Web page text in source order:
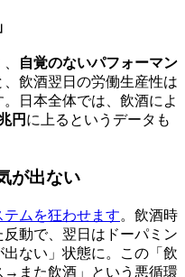
自覚のないパフォーマン
飲酒翌日の労働生産性は
日本全体では、飲酒によ
円 に上るというデータも
が出ない
テムを狂わせます。飲酒時
動で、翌日はドーパミン
ない」状態に。この「飲
また飲酒」という悪循環